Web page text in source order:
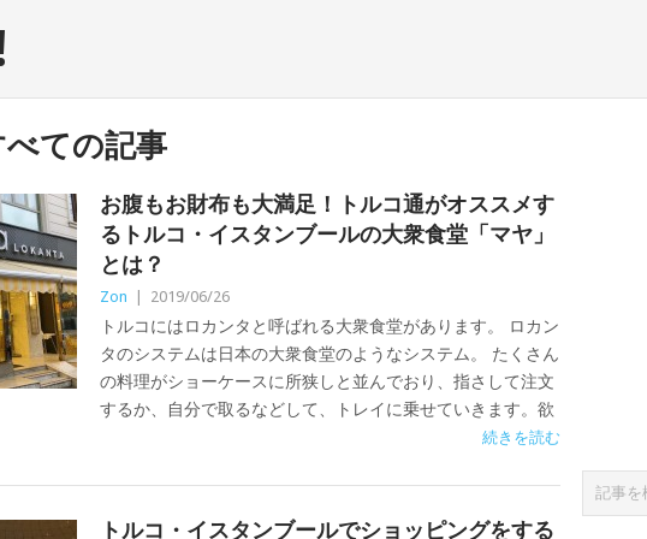
ての記事
お腹もお財布も大満足！トルコ通がオススメす
るトルコ・イスタンブールの大衆食堂「マヤ」
とは？
Zon 2019/06/26
トルコにはロカンタと呼ばれる大衆食堂があります。 ロカン
タのシステムは日本の大衆食堂のようなシステム。 たくさん
の料理がショーケースに所狭しと並んでおり、指さして注文
するか、自分で取るなどして、トレイに乗せていきます。欲
続きを読む
トルコ・イスタンブールでショッピングをする